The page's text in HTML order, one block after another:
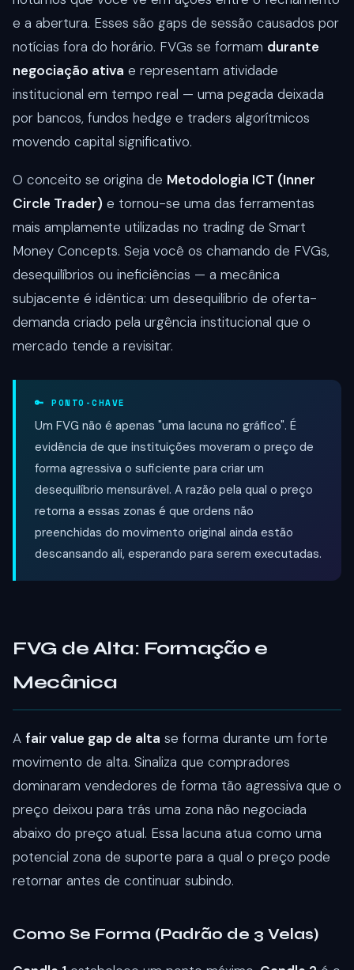
e a abertura. Esses são gaps de sessão causados por
notícias fora do horário. FVGs se formam durante
negociação ativa e representam atividade
institucional em tempo real — uma pegada deixada
por bancos, fundos hedge e traders algorítmicos
movendo capital significativo.
O conceito se origina de Metodologia ICT (Inner
Circle Trader) e tornou-se uma das ferramentas
mais amplamente utilizadas no trading de Smart
Money Concepts. Seja você os chamando de FVGs,
desequilíbrios ou ineficiências — a mecânica
subjacente é idêntica: um desequilíbrio de oferta-
demanda criado pela urgência institucional que o
mercado tende a revisitar.
🔑 PONTO-CHAVE
Um FVG não é apenas "uma lacuna no gráfico". É
evidência de que instituições moveram o preço de
forma agressiva o suficiente para criar um
desequilíbrio mensurável. A razão pela qual o preço
retorna a essas zonas é que ordens não
preenchidas do movimento original ainda estão
descansando ali, esperando para serem executadas.
FVG de Alta: Formação e
Mecânica
A fair value gap de alta se forma durante um forte
movimento de alta. Sinaliza que compradores
dominaram vendedores de forma tão agressiva que o
preço deixou para trás uma zona não negociada
abaixo do preço atual. Essa lacuna atua como uma
potencial zona de suporte para a qual o preço pode
retornar antes de continuar subindo.
Como Se Forma (Padrão de 3 Velas)